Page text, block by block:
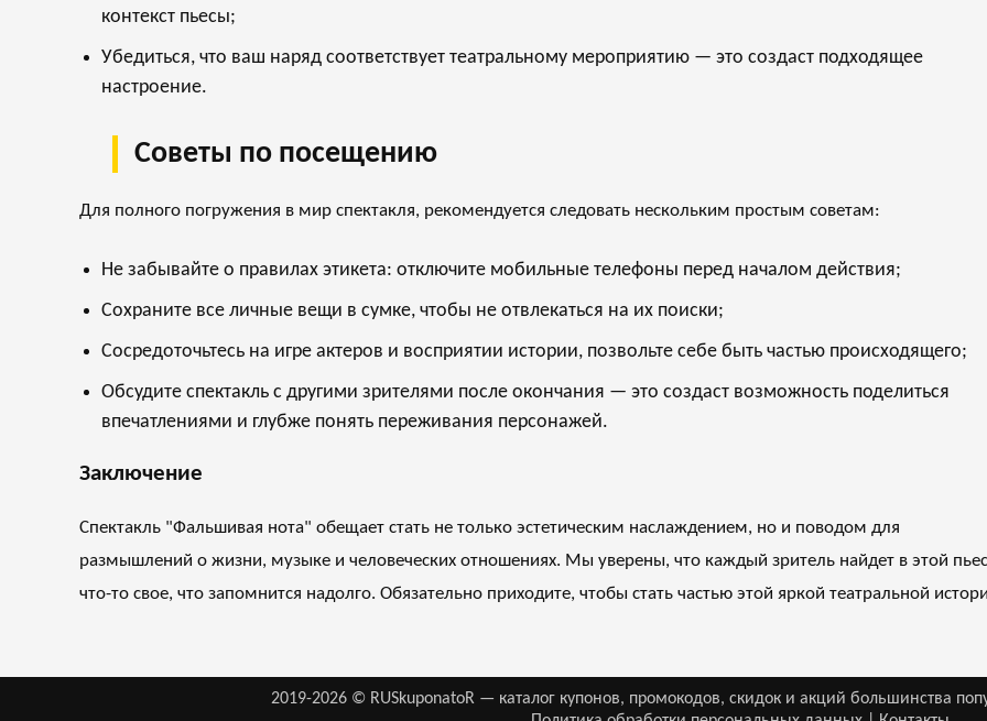
контекст пьесы;
Убедиться, что ваш наряд соответствует театральному мероприятию — это создаст подходящее
настроение.
Советы по посещению
Для полного погружения в мир спектакля, рекомендуется следовать нескольким простым советам:
Не забывайте о правилах этикета: отключите мобильные телефоны перед началом действия;
Сохраните все личные вещи в сумке, чтобы не отвлекаться на их поиски;
Сосредоточьтесь на игре актеров и восприятии истории, позвольте себе быть частью происходящего;
Обсудите спектакль с другими зрителями после окончания — это создаст возможность поделиться
впечатлениями и глубже понять переживания персонажей.
Заключение
Спектакль "Фальшивая нота" обещает стать не только эстетическим наслаждением, но и поводом для
размышлений о жизни, музыке и человеческих отношениях. Мы уверены, что каждый зритель найдет в этой
что-то свое, что запомнится надолго. Обязательно приходите, чтобы стать частью этой яркой театральной
2019-2026 © RUSkuponatoR — каталог купонов, промокодов, скидок и акций большинства